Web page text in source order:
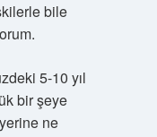
bile
5-10 yıl
bir şeye
ne